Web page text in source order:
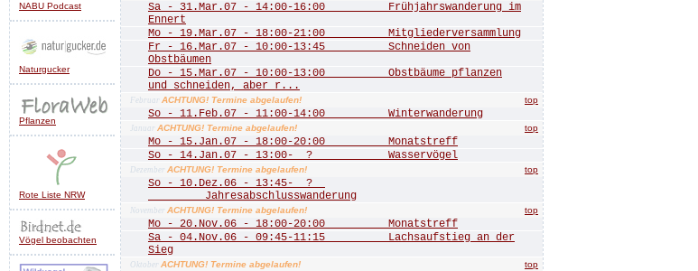
NABU Podcast
Naturgucker
Pflanzen
Rote Liste NRW
Vögel beobachten
Sa - 31.Mar.07 - 14:00-16:00 Frühjahrswanderung im
Ennert
Mo - 19.Mar.07 - 18:00-21:00 Mitgliederversammlung
Fr - 16.Mar.07 - 10:00-13:45 Schneiden von
Obstbäumen
Do - 15.Mar.07 - 10:00-13:00 Obstbäume pflanzen
und schneiden, aber r...
Februar ACHTUNG! Termine abgelaufen! top
So - 11.Feb.07 - 11:00-14:00 Winterwanderung
Januar ACHTUNG! Termine abgelaufen! top
Mo - 15.Jan.07 - 18:00-20:00 Monatstreff
So - 14.Jan.07 - 13:00- ? Wasservögel
Dezember ACHTUNG! Termine abgelaufen! top
So - 10.Dez.06 - 13:45- ?
Jahresabschlusswanderung
November ACHTUNG! Termine abgelaufen! top
Mo - 20.Nov.06 - 18:00-20:00 Monatstreff
Sa - 04.Nov.06 - 09:45-11:15 Lachsaufstieg an der
Sieg
Oktober ACHTUNG! Termine abgelaufen! top